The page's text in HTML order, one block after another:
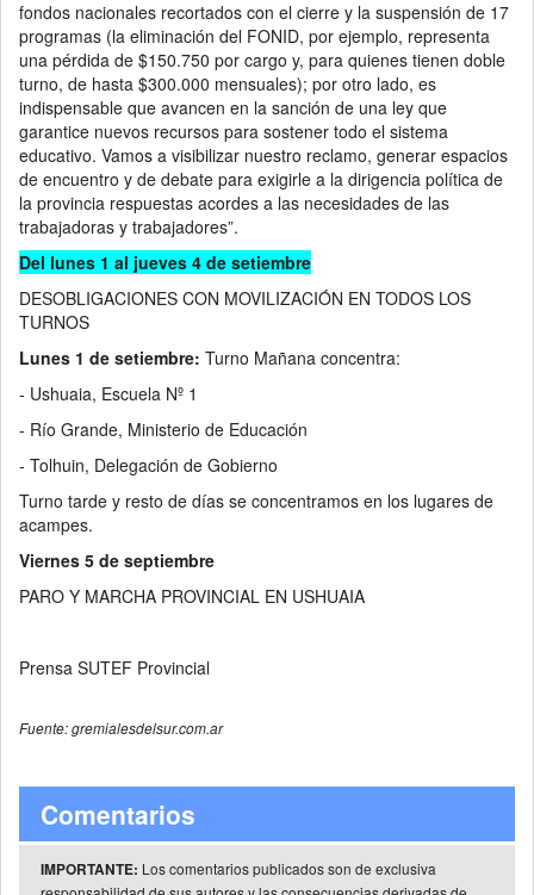
fondos nacionales recortados con el cierre y la suspensión de 17
programas (la eliminación del FONID, por ejemplo, representa
una pérdida de $150.750 por cargo y, para quienes tienen doble
turno, de hasta $300.000 mensuales); por otro lado, es
indispensable que avancen en la sanción de una ley que
garantice nuevos recursos para sostener todo el sistema
educativo. Vamos a visibilizar nuestro reclamo, generar espacios
de encuentro y de debate para exigirle a la dirigencia política de
la provincia respuestas acordes a las necesidades de las
trabajadoras y trabajadores”.
Del lunes 1 al jueves 4 de setiembre
DESOBLIGACIONES CON MOVILIZACIÓN EN TODOS LOS
TURNOS
Lunes 1 de setiembre: Turno Mañana concentra:
- Ushuaia, Escuela Nº 1
- Río Grande, Ministerio de Educación
- Tolhuin, Delegación de Gobierno
Turno tarde y resto de días se concentramos en los lugares de
acampes.
Viernes 5 de septiembre
PARO Y MARCHA PROVINCIAL EN USHUAIA
Prensa SUTEF Provincial
Fuente: gremialesdelsur.com.ar
Comentarios
IMPORTANTE: Los comentarios publicados son de exclusiva